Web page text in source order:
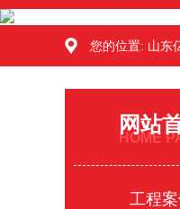
您的位置: 山东
网站
HOME
工程案